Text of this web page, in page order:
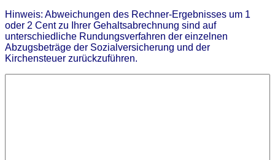
Hinweis: Abweichungen des Rechner-Ergebnisses um 1
oder 2 Cent zu Ihrer Gehaltsabrechnung sind auf
unterschiedliche Rundungsverfahren der einzelnen
Abzugsbeträge der Sozialversicherung und der
Kirchensteuer zurückzuführen.